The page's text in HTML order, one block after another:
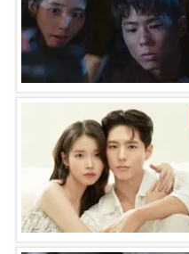
® Cấm sao chép dưới mọi
thuận bằng văn bản. Ghi rõ
thông tin từ website này.